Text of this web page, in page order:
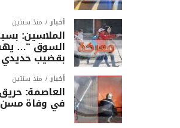
أخبار منذ سنتين
الملاسين:
السوق “…
بقضيب حديدي
أخبار منذ سنتين
العاصمة:
في وفاة